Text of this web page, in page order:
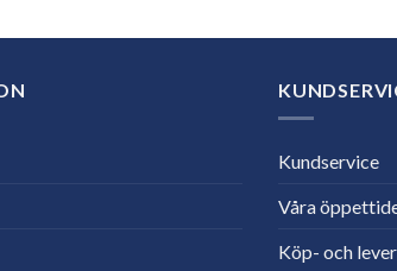
Kundservice
Våra
Köp- och